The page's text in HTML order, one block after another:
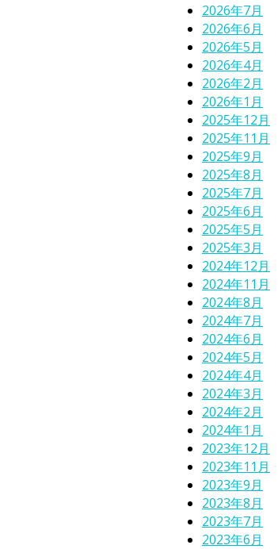
2026年7月
2026年6月
2026年5月
2026年4月
2026年2月
2026年1月
2025年12月
2025年11月
2025年9月
2025年8月
2025年7月
2025年6月
2025年5月
2025年3月
2024年12月
2024年11月
2024年8月
2024年7月
2024年6月
2024年5月
2024年4月
2024年3月
2024年2月
2024年1月
2023年12月
2023年11月
2023年9月
2023年8月
2023年7月
2023年6月